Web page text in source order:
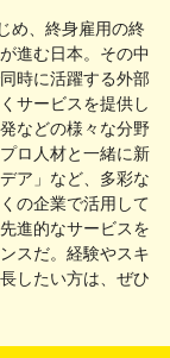
め、終身雇用の終
進む日本。その中
時に活躍する外部
サービスを提供し
などの様々な分野
ロ人材と一緒に新
ア」など、多彩な
の企業で活用して
進的なサービスを
スだ。経験やスキ
したい方は、ぜひ